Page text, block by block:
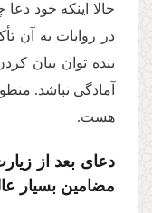
حالا اینکه خود
در روایات به آن
بنده توان بیان
آمادگى نباشد.
هست.
دعاى بعد از
مضامین بسیار